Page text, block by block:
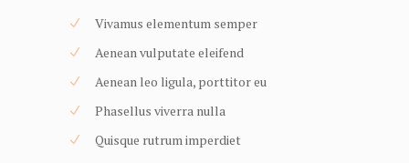
Vivamus elementum semper
Aenean vulputate eleifend
Aenean leo ligula, porttitor eu
Phasellus viverra nulla
Quisque rutrum imperdiet